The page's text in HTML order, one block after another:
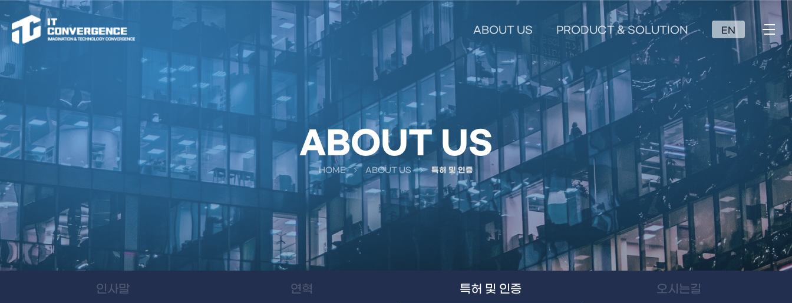
ABOUT US PRODUCT & SOLUTION EN
ABOUT US
HOME ABOUT US 특허 및 인증
인사말 연혁 특허 및 인증 오시는길